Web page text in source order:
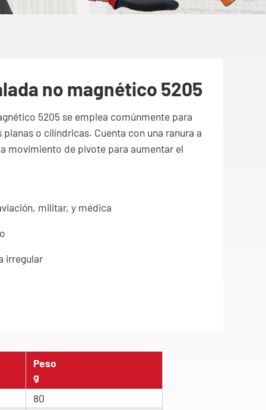
no magnético 5205
5205 se emplea comúnmente para
o cilíndricas. Cuenta con una ranura a
movimiento de pivote para aumentar el
militar, y médica
irregular
Peso
g
80